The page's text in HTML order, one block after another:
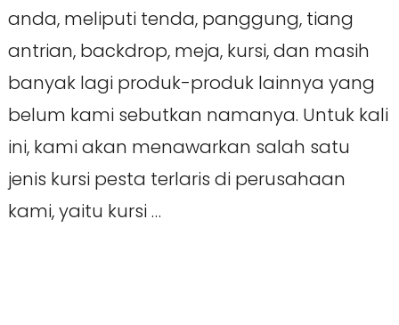
anda, meliputi tenda, panggung, tiang
antrian, backdrop, meja, kursi, dan masih
banyak lagi produk-produk lainnya yang
belum kami sebutkan namanya. Untuk kali
ini, kami akan menawarkan salah satu
jenis kursi pesta terlaris di perusahaan
kami, yaitu kursi …